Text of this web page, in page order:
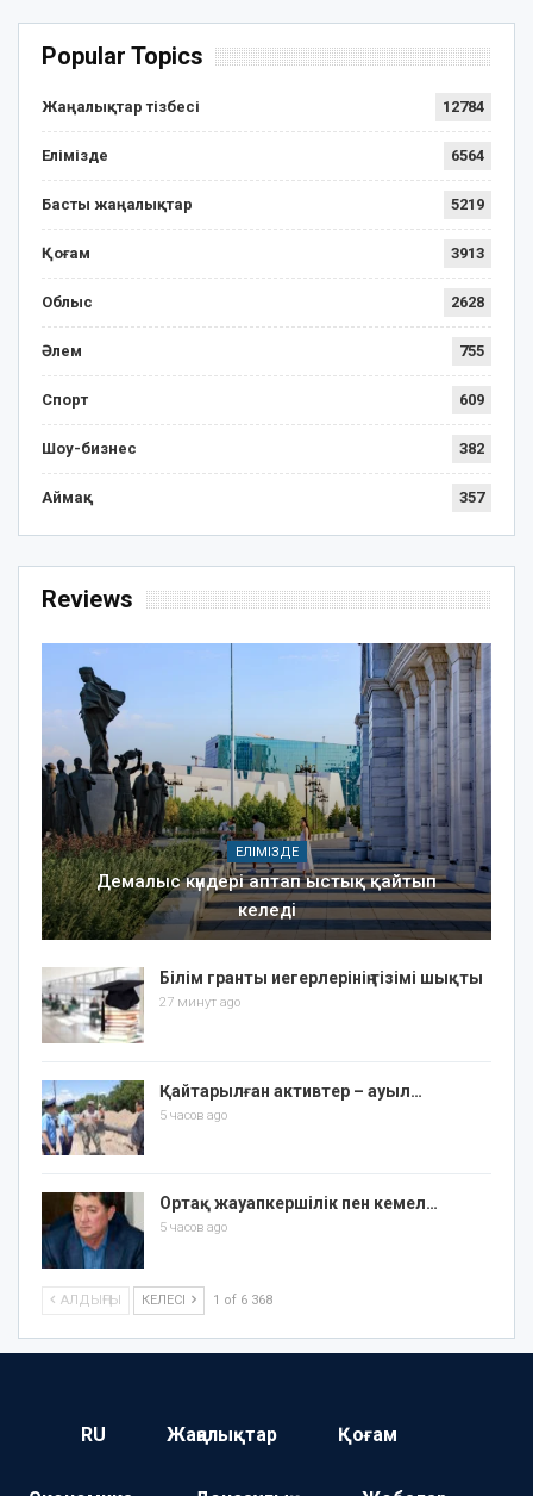
Popular Topics
Жаңалықтар тізбесі 12784
Елімізде 6564
Басты жаңалықтар 5219
Қоғам 3913
Облыс 2628
Әлем 755
Спорт 609
Шоу-бизнес 382
Аймақ 357
Reviews
ЕЛІМІЗДЕ
Демалыс күндері аптап ыстық қайтып
келеді
Білім гранты иегерлерінің тізімі шықты
27 минут ago
Қайтарылған активтер – ауыл…
5 часов ago
Ортақ жауапкершілік пен кемел…
5 часов ago
АЛДЫҢҒЫ КЕЛЕСІ 1 of 6 368
RU Жаңалықтар Қоғам